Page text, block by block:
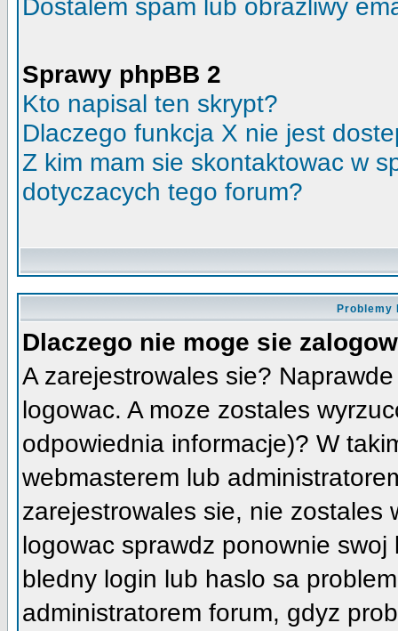
Dostalem spam lub obrazliwy
Sprawy phpBB 2
Kto napisal ten skrypt?
Dlaczego funkcja X nie jest
Z kim mam sie skontaktowac w
dotyczacych tego forum?
Problemy
Dlaczego nie moge sie
A zarejestrowales sie?
logowac. A moze zostales
odpowiednia informacje)? W
webmasterem lub
zarejestrowales sie, nie zostales
logowac sprawdz ponownie
bledny login lub haslo sa
administratorem forum, gdyz